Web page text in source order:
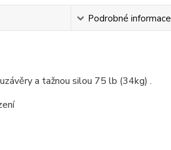
Podrobné informace
a tažnou silou 75 lb (34kg) .